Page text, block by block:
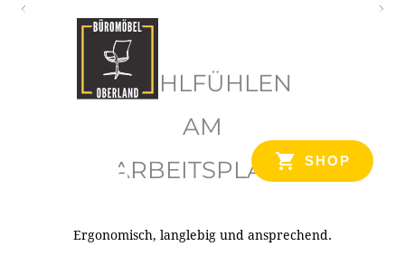
SHOP
WOHLFÜHLEN
AM
ARBEITSPLATZ
Ergonomisch, langlebig und ansprechend.